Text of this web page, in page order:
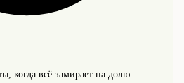
когда всё замирает на долю